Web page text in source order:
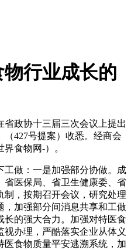
行业成长的
政协十三届三次会议上提出
427号提案）收悉。经商会
食物网-）。
做：一是加强部分协做。成
省医保局、省卫生健康委、省
，按期召开会议，研究处理
，加强部分间消息共享和工做
的强大合力。加强对特医食
办理，严酷落实企业从体义
食物质量平安逃溯系统，加